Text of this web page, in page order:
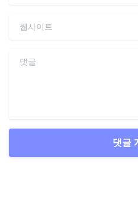
웹사이트
댓글